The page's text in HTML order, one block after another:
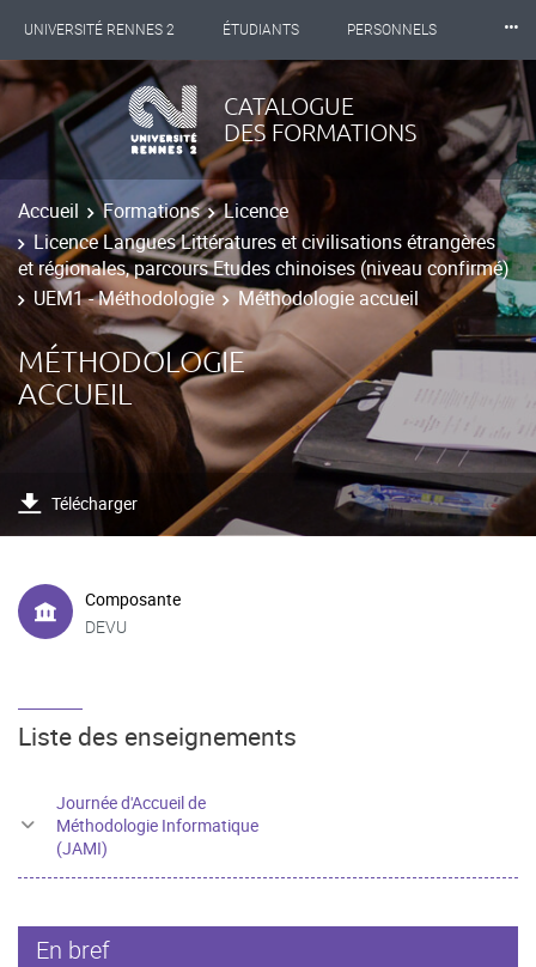
UNIVERSITÉ RENNES 2 ÉTUDIANTS PERSONNELS
INTERNATIONAL PROFESSIONNELS BIBLIOTHÈQUES
LES NOUVELLES DE RENNES 2
⸱⸱⸱
CATALOGUE
DES FORMATIONS
Accueil Formations
Licence
Licence Langues Littératures et civilisations étrangères
et régionales, parcours Etudes chinoises (niveau confirmé)
UEM1 - Méthodologie
Méthodologie accueil
MÉTHODOLOGIE
ACCUEIL
Télécharger
Composante
DEVU
Liste des enseignements
Journée d'Accueil de
Méthodologie Informatique
(JAMI)
En bref